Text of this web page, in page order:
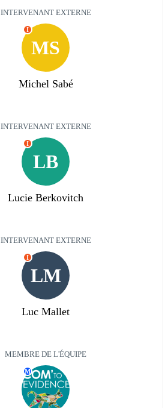
INTERVENANT EXTERNE
MS
I
Michel Sabé
INTERVENANT EXTERNE
LB
I
Lucie Berkovitch
INTERVENANT EXTERNE
LM
I
Luc Mallet
MEMBRE DE L'ÉQUIPE
M